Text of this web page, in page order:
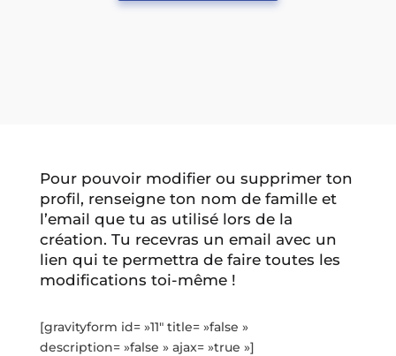
Pour pouvoir modifier ou supprimer ton
profil, renseigne ton nom de famille et
l’email que tu as utilisé lors de la
création. Tu recevras un email avec un
lien qui te permettra de faire toutes les
modifications toi-même !
[gravityform id= »11″ title= »false »
description= »false » ajax= »true »]